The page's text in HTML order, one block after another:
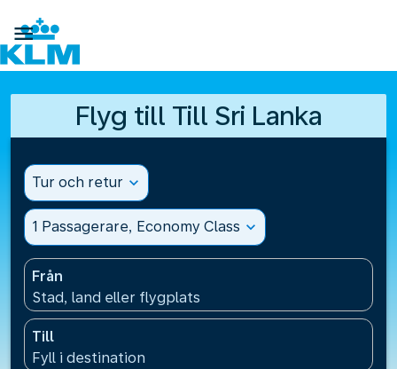

Flyg till Till Sri Lanka
Tur och retur expand_more
1 Passagerare, Economy Class expand_more
Från
Stad, land eller flygplats
Till
Fyll i destination